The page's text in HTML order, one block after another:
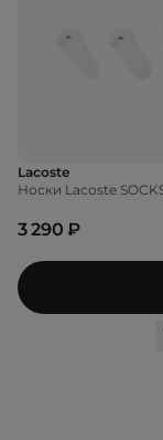
Lacoste
Носки Lacoste
3 290 ₽